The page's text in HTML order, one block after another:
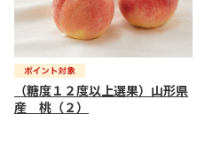
（糖度１２度以上選果）山形県
産 桃（２）